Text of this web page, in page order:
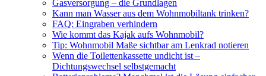
Gasversorgung – die Grundlagen
Kann man Wasser aus dem Wohnmobiltank trinken?
FAQ: Eingraben verhindern
Wie kommt das Kajak aufs Wohnmobil?
Tip: Wohnmobil Maße sichtbar am Lenkrad notieren
Wenn die Toilettenkassette undicht ist –
Dichtungswechsel selbstgemacht